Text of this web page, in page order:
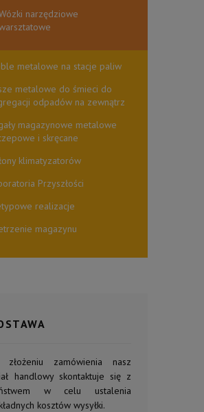
narzędziowe
metalowe na stacje paliw
metalowe do śmieci do
odpadów na zewnątrz
magazynowe metalowe
i skręcane
klimatyzatorów
Przyszłości
realizacje
magazynu
złożeniu zamówienia nasz
handlowy skontaktuje się z
w celu ustalenia
kosztów wysyłki.